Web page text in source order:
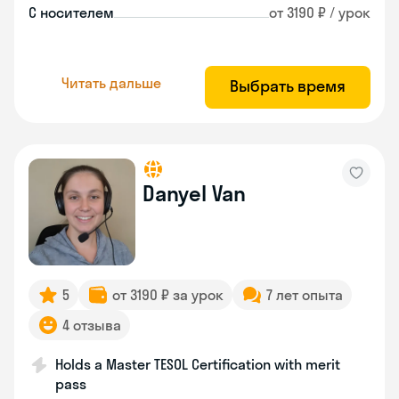
С носителем от 3190 ₽ / урок
Читать дальше Выбрать время
Danyel Van
5 от 3190 ₽ за урок
7 лет опыта
4 отзыва
Holds a Master TESOL Certification with merit
pass